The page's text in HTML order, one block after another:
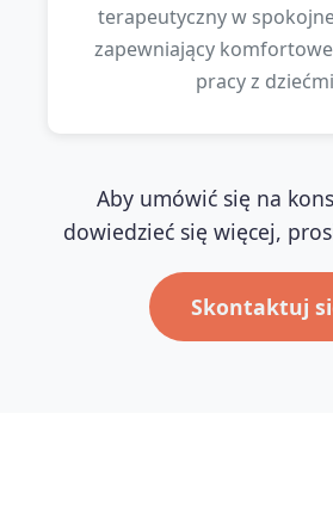
terapeutyczny w
zapewniający
pracy z
Aby umówić się na
dowiedzieć się więcej,
Skontaktuj